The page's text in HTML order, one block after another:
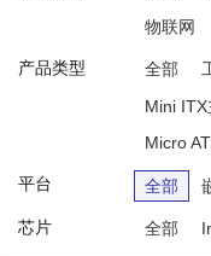
物联网
产品类型 全部
Mini ITX
Micro
平台 全部
芯片 全部